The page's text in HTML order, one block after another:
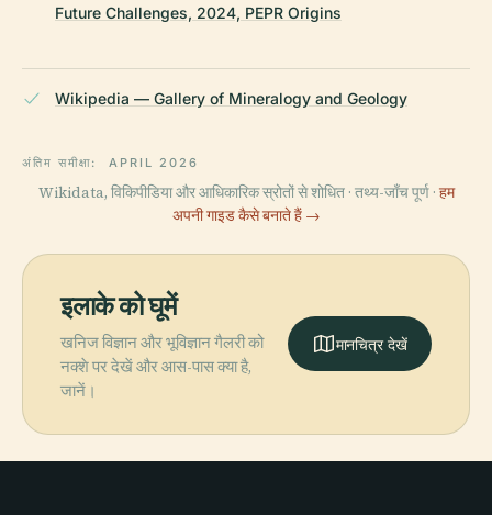
Future Challenges, 2024, PEPR Origins
Wikipedia — Gallery of Mineralogy and Geology
अंतिम समीक्षा: APRIL 2026
Wikidata, विकिपीडिया और आधिकारिक स्रोतों से शोधित · तथ्य-जाँच पूर्ण · हम
अपनी गाइड कैसे बनाते हैं →
इलाके को घूमें
खनिज विज्ञान और भूविज्ञान गैलरी को
नक्शे पर देखें और आस-पास क्या है,
जानें।
मानचित्र देखें